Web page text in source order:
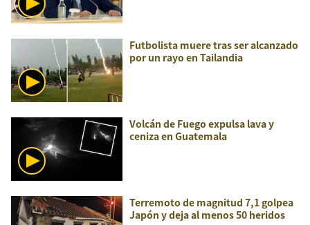
Futbolista muere tras ser alcanzado
por un rayo en Tailandia
Volcán de Fuego expulsa lava y
ceniza en Guatemala
Terremoto de magnitud 7,1 golpea
Japón y deja al menos 50 heridos